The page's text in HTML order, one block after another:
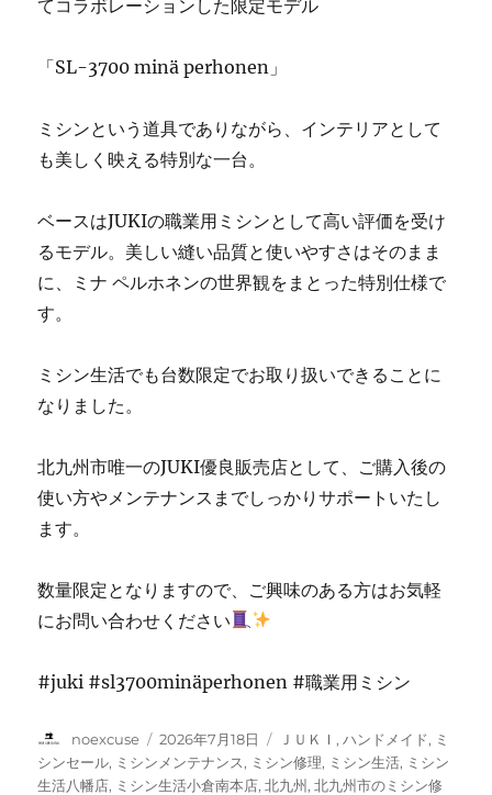
ン
理
専
門
店
シ
ン
活」
てコラボレーションした限定モデル
「SL-3700 minä perhonen」
ミシンという道具でありながら、インテリアとして
も美しく映える特別な一台。
ベースはJUKIの職業用ミシンとして高い評価を受け
るモデル。美しい縫い品質と使いやすさはそのまま
に、ミナ ペルホネンの世界観をまとった特別仕様で
す。
ミシン生活でも台数限定でお取り扱いできることに
なりました。
北九州市唯一のJUKI優良販売店として、ご購入後の
使い方やメンテナンスまでしっかりサポートいたし
ます。
数量限定となりますので、ご興味のある方はお気軽
にお問い合わせください
#juki #sl3700minäperhonen #職業用ミシン
投
稿
者
noexcuse
投
稿
日:
2026年7月18日
カ
テ
ゴ
ＪＵＫＩ ,ハンドメイド, ミ
シンセール, ミシンメンテナンス, ミシン修理, ミシン生活, ミシン
生活八幡店, ミシン生活小倉南本店,北九州 ,北九州市のミシン修